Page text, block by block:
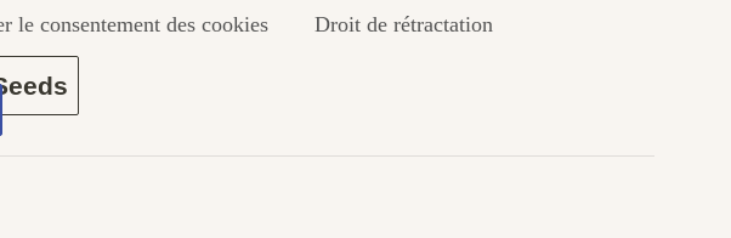
le consentement des cookies Droit de rétractation